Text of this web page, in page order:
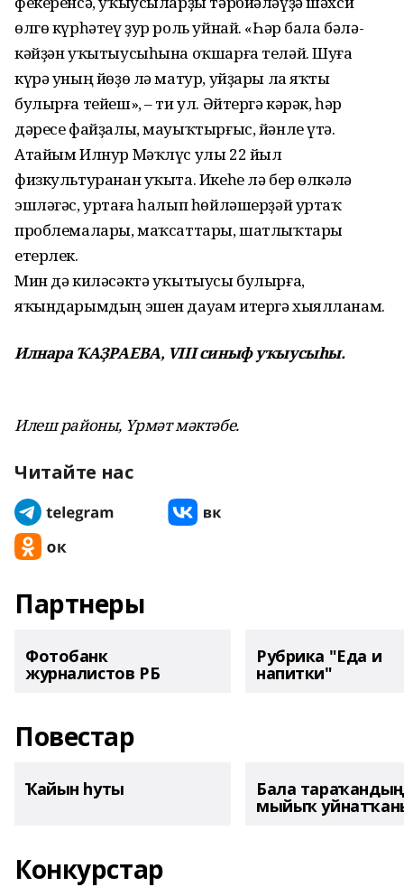
өлгө күрһәтеү ҙур роль уйнай. «Һәр бала бәлә­
кәй­ҙән уҡытыусыһына оҡшарға теләй. Шуға
күрә уның йөҙө лә матур, уйҙары ла яҡты
булырға тейеш», – ти ул. Әйтергә кәрәк, һәр
дәресе файҙалы, мауыҡтыр­ғыс, йәнле үтә.
Атайым Илнур Мәҡлүс улы 22 йыл
физкультуранан уҡыта. Икеһе лә бер өлкәлә
эшләгәс, уртаға һалып һөйләшерҙәй ур­таҡ
проблемалары, маҡсаттары, шат­лыҡтары
етерлек.
Мин дә киләсәктә уҡытыусы булырға,
яҡындарымдың эшен дауам итергә хыялланам.
Илнара ҠАҘРАЕВА, VIII синыф уҡыусыһы.
Илеш районы, Үрмәт мәктәбе.
Читайте нас
Партнеры
Фотобанк
журналистов РБ
Рубрика "Еда и
напитки"
Повестар
Ҡайын һуты Бала тараҡандың
мыйыҡ
Конкурстар